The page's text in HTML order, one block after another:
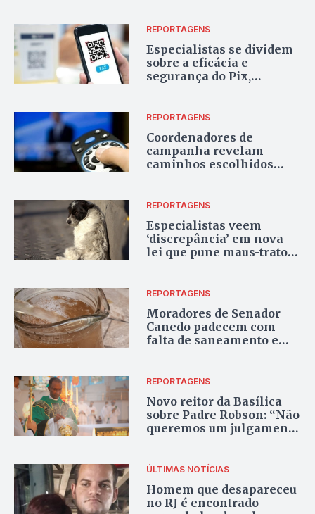
experiências
REPORTAGENS
Especialistas se dividem
sobre a eficácia e
segurança do Pix,
REPORTAGENS
Coordenadores de
campanha revelam
caminhos escolhidos
REPORTAGENS
Especialistas veem
‘discrepância’ em nova
lei que pune maus-tratos
REPORTAGENS
Moradores de Senador
Canedo padecem com
falta de saneamento e
REPORTAGENS
Novo reitor da Basílica
sobre Padre Robson: “Não
queremos um julgamento
ÚLTIMAS NOTÍCIAS
Homem que desapareceu
no RJ é encontrado